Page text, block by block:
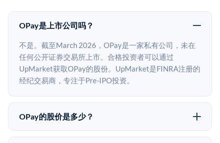
OPay是上市公司吗？
不是。截至March 2026，OPay是一家私有公司，未在
任何公开证券交易所上市。合格投资者可以通过
UpMarket获取OPay的股份。UpMarket是FINRA注册的
经纪交易商，专注于Pre-IPO投资。
OPay的股价是多少？
OPay没有公开股价，因为它是一家私有公司。最近的已